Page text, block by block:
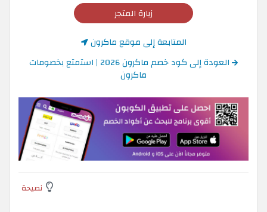
زيارة المتجر
المتابعة إلى موقع ماكرون
العودة إلى كود خصم ماكرون 2026 | استمتع بخصومات
ماكرون
نصيحة